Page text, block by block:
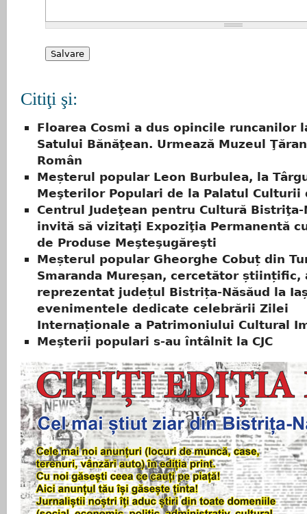
Citiţi şi:
Floarea Cosmi a dus opincile runcanilor
Satului Bănăţean. Urmează Muzeul
Român
Meșterul popular Leon Burbulea, la
Meşterilor Populari de la Palatul Culturii
Centrul Judeţean pentru Cultură Bistriţa-
invită să vizitaţi Expoziţia Permanentă
de Produse Meşteşugăreşti
Meșterul popular Gheorghe Cobuț din
Smaranda Mureșan, cercetător științific,
reprezentat județul Bistrița-Năsăud la
evenimentele dedicate celebrării Zilei
Internaționale a Patrimoniului Cultural
Meşterii populari s-au întâlnit la CJC